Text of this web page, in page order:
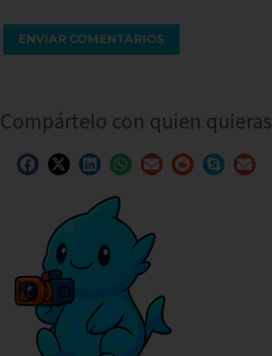
ENVIAR COMENTARIOS
Compártelo con quien quieras